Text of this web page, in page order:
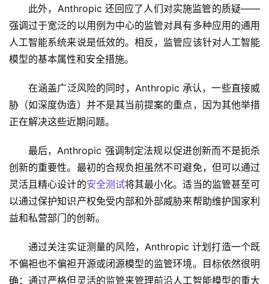
此外，Anthropic 还回应了人们对实施监管的质疑——
强调过于宽泛的以用例为中心的监管对具有多种应用的通用
人工智能系统来说是低效的。相反，监管应该针对人工智能
模型的基本属性和安全措施。
在涵盖广泛风险的同时，Anthropic 承认，一些直接威
胁（如深度伪造）并不是其当前提案的重点，因为其他举措
正在解决这些近期问题。
最后，Anthropic 强调制定法规以促进创新而不是扼杀
创新的重要性。最初的合规负担虽然不可避免，但可以通过
灵活且精心设计的安全测试将其最小化。适当的监管甚至可
以通过保护知识产权免受内部和外部威胁来帮助维护国家利
益和私营部门的创新。
通过关注实证测量的风险，Anthropic 计划打造一个既
不偏袒也不偏袒开源或闭源模型的监管环境。目标依然很明
确：通过严格但灵活的监管来管理前沿人工智能模型的重大